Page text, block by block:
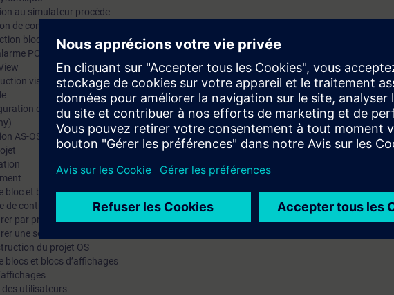
au simulateur procède
de contrôle
bloc APL
PCS7
visualisation et station opérateur
de la hiérarchie-usine (plant
AS-OS
bloc et blocs d’affichages (faceplates)
de contrôle
par programmation le mode Auto/Manuel
une séquence de contrôle avec le SFC
du projet OS
blocs et blocs d’affichages
des utilisateurs